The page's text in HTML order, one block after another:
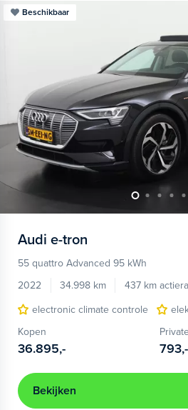
Beschikbaar
Audi e-tron
55 quattro Advanced 95 kWh
2022
34.998 km 437 km
electronic climate controle
Kopen
36.895,- 793,-
Bekijken